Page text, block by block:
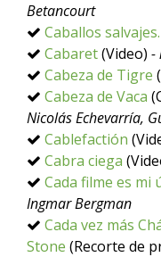
Betancourt
Caballos salvajes.
Cabaret(Video) -
Cabeza de Tigre
Cabeza de Vaca
Nicolás Echevarría,
Cablefactión
Cabra ciega
Cada filme es mi
Ingmar Bergman
Cada vez más
Stone (Recorte de